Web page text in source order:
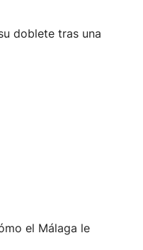
doblete tras una
el Málaga le